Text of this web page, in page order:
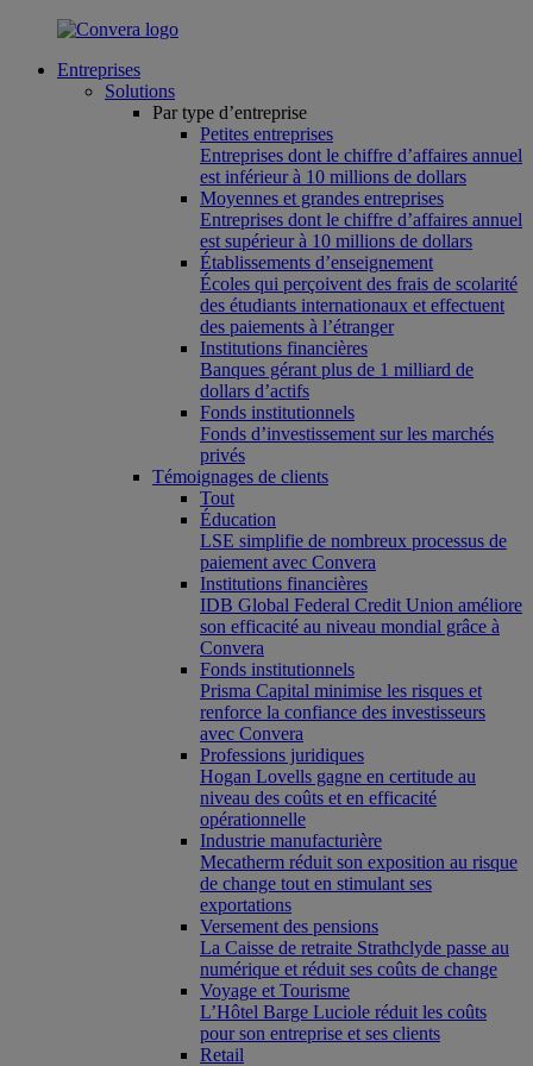
Entreprises
Solutions
Par type d’entreprise
Petites entreprises
Entreprises dont le chiffre d’affaires annuel
est inférieur à 10 millions de dollars
Moyennes et grandes entreprises
Entreprises dont le chiffre d’affaires annuel
est supérieur à 10 millions de dollars
Établissements d’enseignement
Écoles qui perçoivent des frais de scolarité
des étudiants internationaux et effectuent
des paiements à l’étranger
Institutions financières
Banques gérant plus de 1 milliard de
dollars d’actifs
Fonds institutionnels
Fonds d’investissement sur les marchés
privés
Témoignages de clients
Tout
Éducation
LSE simplifie de nombreux processus de
paiement avec Convera
Institutions financières
IDB Global Federal Credit Union améliore
son efficacité au niveau mondial grâce à
Convera
Fonds institutionnels
Prisma Capital minimise les risques et
renforce la confiance des investisseurs
avec Convera
Professions juridiques
Hogan Lovells gagne en certitude au
niveau des coûts et en efficacité
opérationnelle
Industrie manufacturière
Mecatherm réduit son exposition au risque
de change tout en stimulant ses
exportations
Versement des pensions
La Caisse de retraite Strathclyde passe au
numérique et réduit ses coûts de change
Voyage et Tourisme
L’Hôtel Barge Luciole réduit les coûts
pour son entreprise et ses clients
Retail